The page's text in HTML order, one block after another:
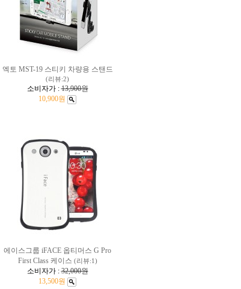
엑토 MST-19 스티키 차량용 스탠드
(리뷰:2)
소비자가 :13,900원
10,900원
에이스그룹 iFACE 옵티머스 G Pro
First Class 케이스 (리뷰:1)
소비자가 :32,000원
13,500원